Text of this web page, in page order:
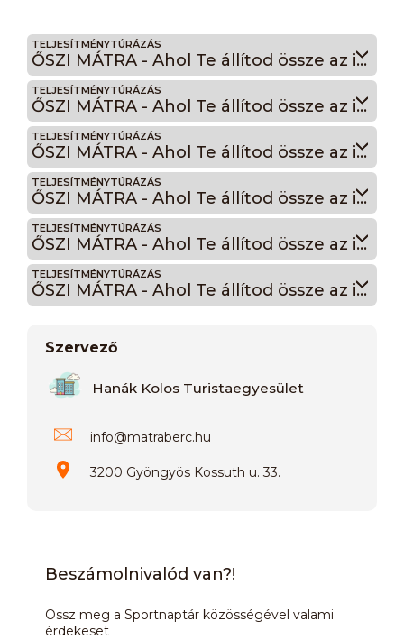
TELJESÍTMÉNYTÚRÁZÁS
ŐSZI MÁTRA - Ahol Te állítod össze az itinered! 15
TELJESÍTMÉNYTÚRÁZÁS
ŐSZI MÁTRA - Ahol Te állítod össze az itinered! 20
TELJESÍTMÉNYTÚRÁZÁS
ŐSZI MÁTRA - Ahol Te állítod össze az itinered! 25
TELJESÍTMÉNYTÚRÁZÁS
ŐSZI MÁTRA - Ahol Te állítod össze az itinered! 30
TELJESÍTMÉNYTÚRÁZÁS
ŐSZI MÁTRA - Ahol Te állítod össze az itinered! 35
TELJESÍTMÉNYTÚRÁZÁS
ŐSZI MÁTRA - Ahol Te állítod össze az itinered! 45
Szervező
Hanák Kolos Turistaegyesület
info@matraberc.hu
3200 Gyöngyös Kossuth u. 33.
Beszámolnivalód van?!
Ossz meg a Sportnaptár közösségével valami
érdekeset